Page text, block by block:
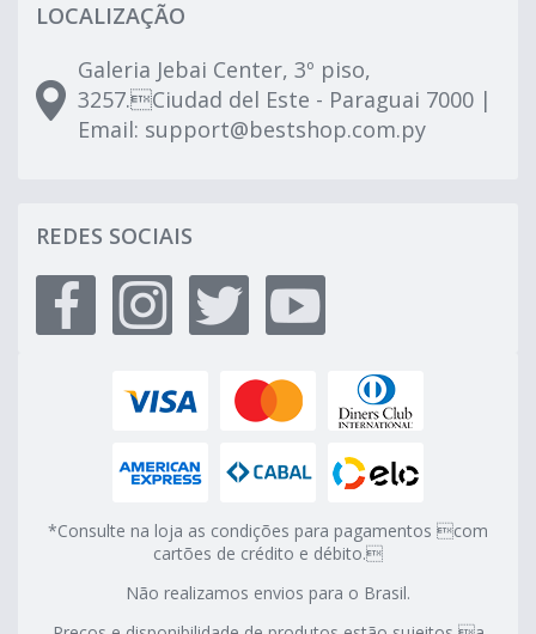
LOCALIZAÇÃO
Galeria Jebai Center, 3º piso,
3257.Ciudad del Este - Paraguai 7000 |
Email: support@bestshop.com.py
REDES SOCIAIS
*Consulte na loja as condições para pagamentos com
cartões de crédito e débito.
Não realizamos envios para o Brasil.